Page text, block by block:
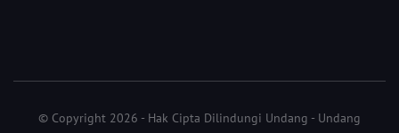
© Copyright 2026 - Hak Cipta Dilindungi Undang - Undang